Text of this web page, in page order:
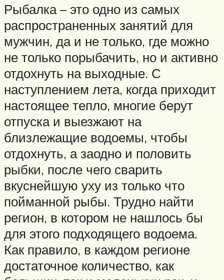
Рыбалка – это одно из самых
распространенных занятий для
мужчин, да и не только, где можно
не только порыбачить, но и активно
отдохнуть на выходные. С
наступлением лета, когда приходит
настоящее тепло, многие берут
отпуска и выезжают на
близлежащие водоемы, чтобы
отдохнуть, а заодно и половить
рыбки, после чего сварить
вкуснейшую уху из только что
пойманной рыбы. Трудно найти
регион, в котором не нашлось бы
для этого подходящего водоема.
Как правило, в каждом регионе
достаточное количество, как